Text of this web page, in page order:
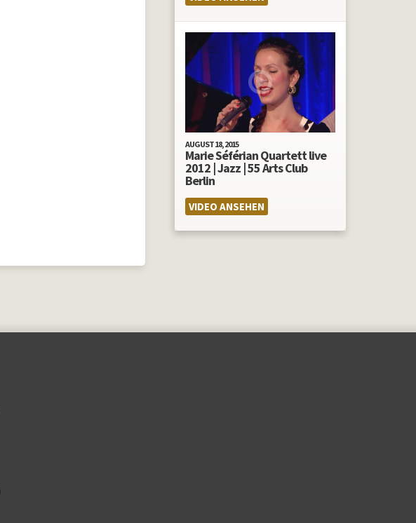
AUGUST 18, 2015
Marie Séférian Quartett live
2012 | Jazz | 55 Arts Club
Berlin
VIDEO ANSEHEN